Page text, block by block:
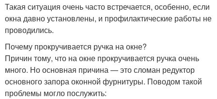
Такая ситуация очень часто встречается, особенно, если
окна давно установлены, и профилактические работы не
проводились.
Почему прокручивается ручка на окне?
Причин тому, что на окне прокручивается ручка очень
много. Но основная причина — это сломан редуктор
основного запора оконной фурнитуры. Поводом такой
проблемы могло послужить: